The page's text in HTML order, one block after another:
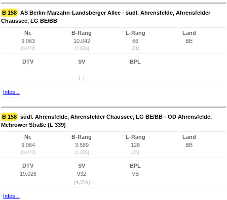
B 158 AS Berlin-Marzahn-Landsberger Allee - südl. Ahrensfelde, Ahrensfelder
Chaussee, LG BE/BB
Nr.
9.063
(9.072)
B-Rang
10.042
(7.638)
L-Rang
66
(21)
Land
BE
DTV
-
SV
-
(-)
BPL
Infos...
B 158 südl. Ahrensfelde, Ahrensfelder Chaussee, LG BE/BB - OD Ahrensfelde,
Mehrower Straße (L 339)
Nr.
9.064
(9.073)
B-Rang
3.589
(1.306)
L-Rang
128
(25)
Land
BB
DTV
19.026
SV
932
(4,9%)
BPL
VB
Infos...